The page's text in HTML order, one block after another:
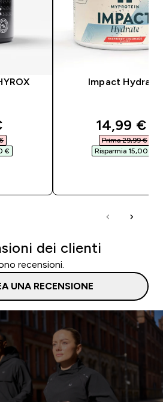
price
€‎
Impact Hydrate
14,99 €‎
Prima 29,99 €‎
Risparmia 15,00 €‎
dei clienti
recensioni.
UNA RECENSIONE